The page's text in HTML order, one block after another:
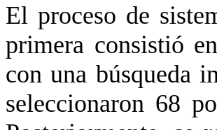
El proceso de
primera consistió
con una búsqueda
seleccionaron 68